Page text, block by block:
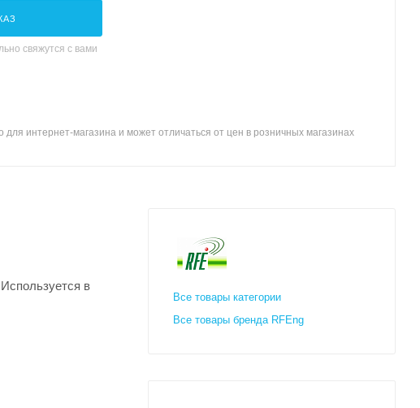
свяжутся с вами
для интернет-магазина и может отличаться от цен в розничных магазинах
в
Все товары категории
Все товары бренда RFEng